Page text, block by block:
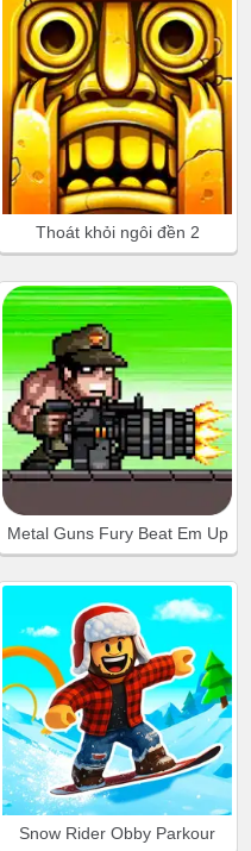
Thoát khỏi ngôi đền 2
Metal Guns Fury Beat Em Up
Snow Rider Obby Parkour